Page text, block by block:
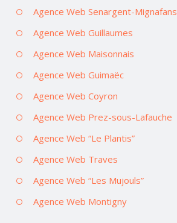
Agence Web Senargent-Mignafans
Agence Web Guillaumes
Agence Web Maisonnais
Agence Web Guimaëc
Agence Web Coyron
Agence Web Prez-sous-Lafauche
Agence Web “Le Plantis”
Agence Web Traves
Agence Web “Les Mujouls”
Agence Web Montigny